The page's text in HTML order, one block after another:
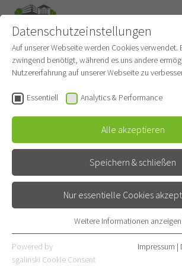
Endoskopie
Diagnostik
Kontakt
Röntgenstraße 1
69126 Heidelberg
06221 396-1252
Datenschutzeinstellungen
Auf unserer Webseite werden Cookies verwendet.
zwingend benötigt, während es uns andere
Nutzererfahrung auf unserer Webseite zu
Essentiell Analytics & Performance
Alle akzeptieren
Speichern & schließen
Nur essentielle Cookies
Essentielle Cookies werden für grundlegende
Webseite benötigt. Dadurch ist gewährleistet,
Weitere Informationen anzeigen
Powered by
sgalinski Cookie Consent
Impressum |